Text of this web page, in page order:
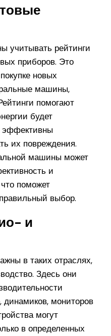
учитывать рейтинги
приборов. Это
новых
машины,
помогают
будет
эффективны
их повреждения.
машины может
и
поможет
выбор.
и
в таких отраслях,
Здесь они
динамиков, мониторов
могут
в определенных